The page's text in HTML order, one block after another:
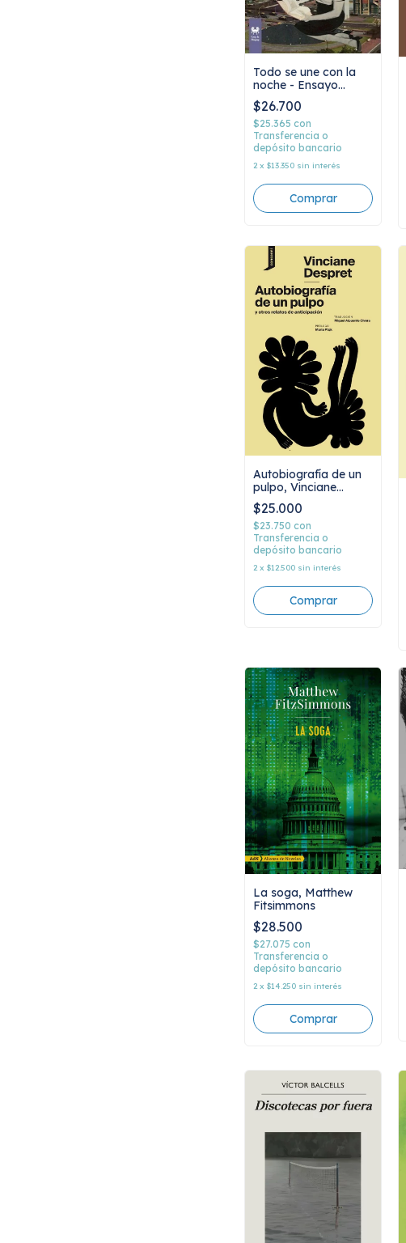
Todo se une con la
noche - Ensayo
Biográfico de Juana
Bignozzi, Vanina
Colagiovanni
$26.700
$25.365 con
Transferencia o
depósito bancario
2 x $13.350 sin interés
Autobiografía de un
pulpo, Vinciane
Despret
$25.000
$23.750 con
Transferencia o
depósito bancario
2 x $12.500 sin interés
La soga, Matthew
Fitsimmons
$28.500
$27.075 con
Transferencia o
depósito bancario
2 x $14.250 sin interés